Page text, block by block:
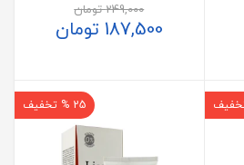
249,000تومان
187,500 تومان
25 % تخفیف